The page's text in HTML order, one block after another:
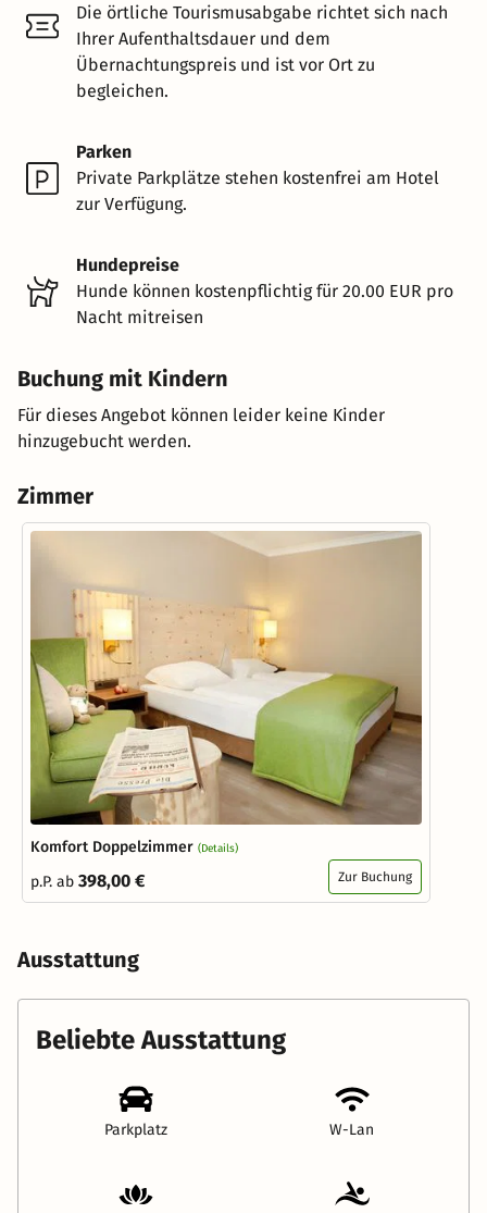
Die örtliche Tourismusabgabe richtet sich nach
Ihrer Aufenthaltsdauer und dem
Übernachtungspreis und ist vor Ort zu
begleichen.
Parken
Private Parkplätze stehen kostenfrei am Hotel
zur Verfügung.
Hundepreise
Hunde können kostenpflichtig für 20.00 EUR pro
Nacht mitreisen
Buchung mit Kindern
Für dieses Angebot können leider keine Kinder
hinzugebucht werden.
Zimmer
Komfort Doppelzimmer (Details)
p.P. ab 398,00 € Zur Buchung
Ausstattung
Beliebte Ausstattung
Parkplatz W-Lan